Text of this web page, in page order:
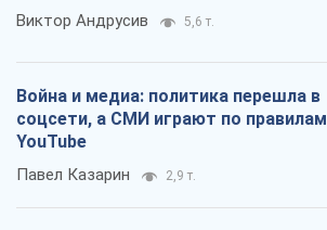
Виктор Андрусив 5,6 т.
Война и медиа: политика перешла в
соцсети, а СМИ играют по правилам
YouTube
Павел Казарин 2,9 т.